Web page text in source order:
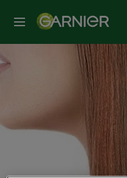
MENU